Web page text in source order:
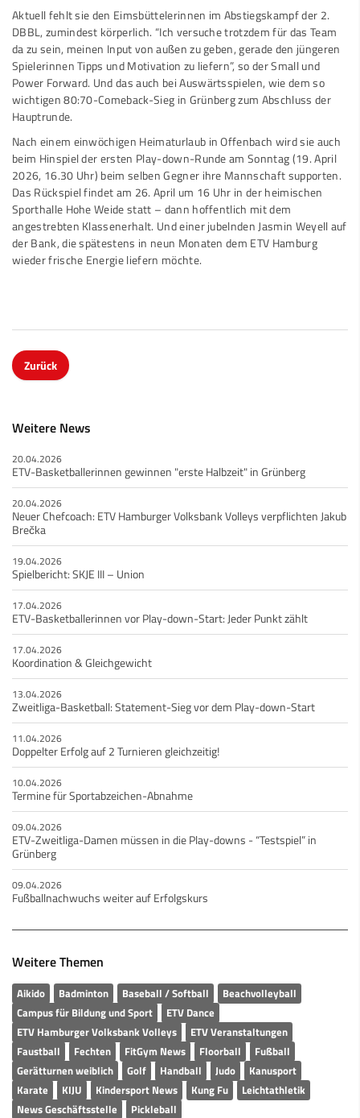
Aktuell fehlt sie den Eimsbüttelerinnen im Abstiegskampf der 2.
DBBL, zumindest körperlich. “Ich versuche trotzdem für das Team
da zu sein, meinen Input von außen zu geben, gerade den jüngeren
Spielerinnen Tipps und Motivation zu liefern”, so der Small und
Power Forward. Und das auch bei Auswärtsspielen, wie dem so
wichtigen 80:70-Comeback-Sieg in Grünberg zum Abschluss der
Hauptrunde.
Nach einem einwöchigen Heimaturlaub in Offenbach wird sie auch
beim Hinspiel der ersten Play-down-Runde am Sonntag (19. April
2026, 16.30 Uhr) beim selben Gegner ihre Mannschaft supporten.
Das Rückspiel findet am 26. April um 16 Uhr in der heimischen
Sporthalle Hohe Weide statt – dann hoffentlich mit dem
angestrebten Klassenerhalt. Und einer jubelnden Jasmin Weyell auf
der Bank, die spätestens in neun Monaten dem ETV Hamburg
wieder frische Energie liefern möchte.
Zurück
Weitere News
20.04.2026
ETV-Basketballerinnen gewinnen "erste Halbzeit" in Grünberg
20.04.2026
Neuer Chefcoach: ETV Hamburger Volksbank Volleys verpflichten Jakub
Brečka
19.04.2026
Spielbericht: SKJE III – Union
17.04.2026
ETV-Basketballerinnen vor Play-down-Start: Jeder Punkt zählt
17.04.2026
Koordination & Gleichgewicht
13.04.2026
Zweitliga-Basketball: Statement-Sieg vor dem Play-down-Start
11.04.2026
Doppelter Erfolg auf 2 Turnieren gleichzeitig!
10.04.2026
Termine für Sportabzeichen-Abnahme
09.04.2026
ETV-Zweitliga-Damen müssen in die Play-downs - “Testspiel” in
Grünberg
09.04.2026
Fußballnachwuchs weiter auf Erfolgskurs
Weitere Themen
Aikido Badminton Baseball / Softball
Beachvolleyball
Campus für Bildung und Sport
ETV Dance
ETV Hamburger Volksbank Volleys
ETV Veranstaltungen
Faustball
Fechten FitGym News Floorball
Fußball
Gerätturnen weiblich
Golf Handball Judo
Kanusport
Karate
KIJU Kindersport News Kung Fu
Leichtathletik
News Geschäftsstelle
Pickleball